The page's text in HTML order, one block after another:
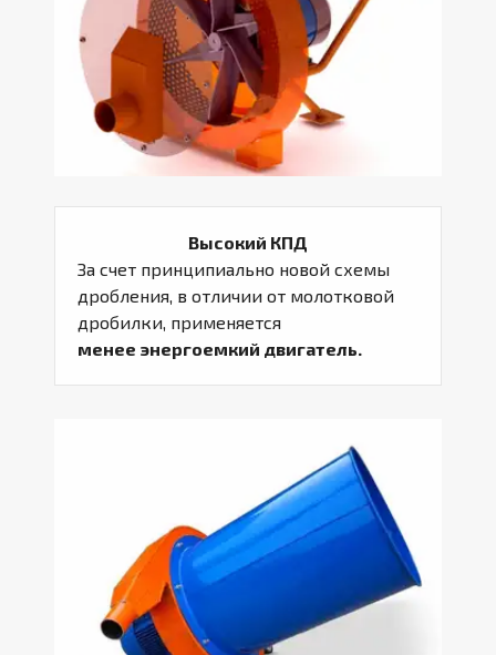
Высокий КПД
За счет принципиально новой схемы
дробления, в отличии от молотковой
дробилки, применяется
менее энергоемкий двигатель.